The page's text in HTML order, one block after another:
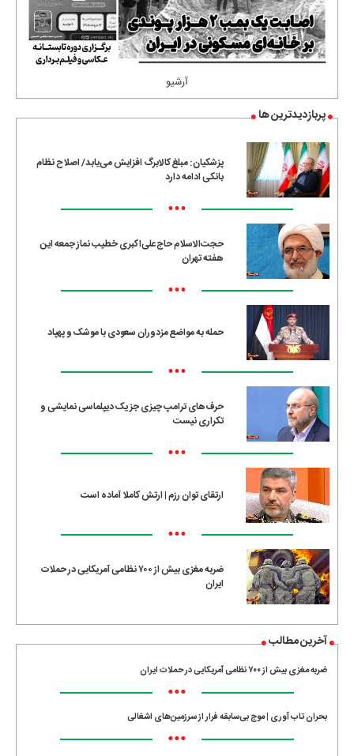
آرشیو
پربازدیدترین ها
پزشکیان: مبلغ کالابرگ افزایش می‌یابد/ اصلاح نظام
بانکی ادامه دارد
•••
حجت‌الاسلام حاج‌علی‌اکبری خطیب نماز جمعه این
هفته تهران
•••
حمله به مواضع مزدوران سعودی با موشک و پهپاد
•••
حرف‌های ترامپ چیزی جز یک دیپلماسی نمایشی و
تکراری نیست
•••
ارتقای توان رزم | ارتش کاملا آماده است
•••
ضربه مغزی بیش از ۷۰۰ نظامی آمریکایی در حملات
ایران
آخرین مطالب
ضربه مغزی بیش از ۷۰۰ نظامی آمریکایی در حملات ایران
•••
بحران تاب آوری | موج بی‌سابقه فرار از سرزمین‌های اشغالی
•••